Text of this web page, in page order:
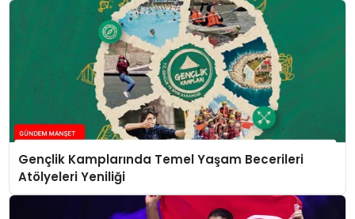
Gençlik Kamplarında Temel Yaşam Becerileri
Atölyeleri Yeniliği